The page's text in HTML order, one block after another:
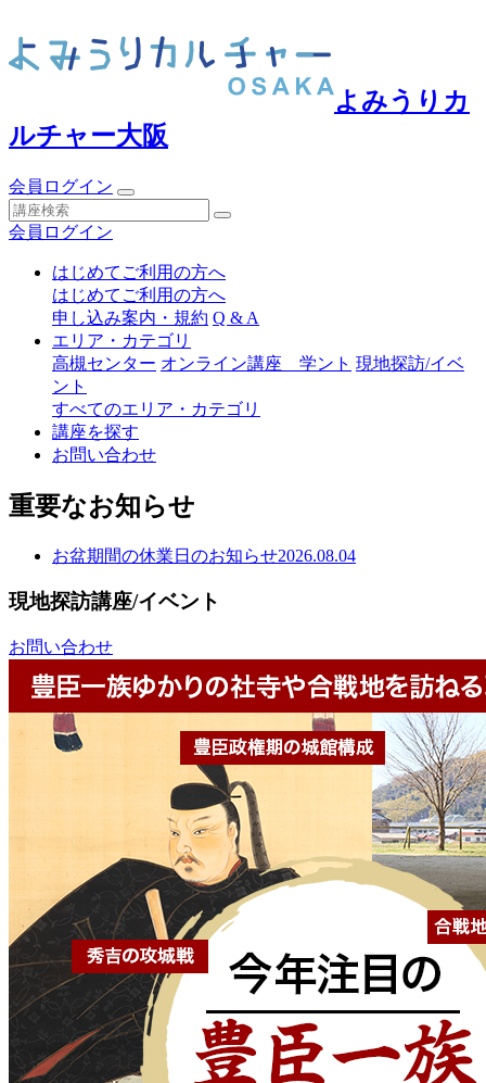
よみうりカ
ルチャー大阪
会員ログイン
会員ログイン
はじめてご利用の方へ
はじめてご利用の方へ
申し込み案内・規約 Q & A
エリア・カテゴリ
高槻センター オンライン講座 学ント 現地探訪/イベ
ント
すべてのエリア・カテゴリ
講座を探す
お問い合わせ
重要なお知らせ
お盆期間の休業日のお知らせ2026.08.04
現地探訪講座/イベント
お問い合わせ